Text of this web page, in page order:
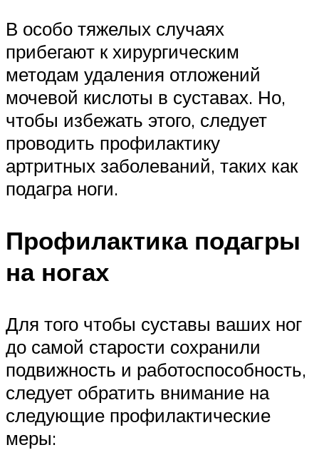
В особо тяжелых случаях
прибегают к хирургическим
методам удаления отложений
мочевой кислоты в суставах. Но,
чтобы избежать этого, следует
проводить профилактику
артритных заболеваний, таких как
подагра ноги.
Профилактика подагры
на ногах
Для того чтобы суставы ваших ног
до самой старости сохранили
подвижность и работоспособность,
следует обратить внимание на
следующие профилактические
меры: